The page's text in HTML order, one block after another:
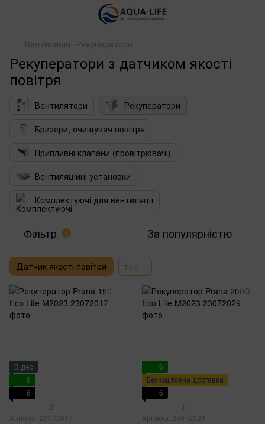
Вентиляція Рекуператори
Рекуператори з датчиком якості
повітря
Вентилятори
Рекуператори
Бризери, очищувач повітря
Припливні клапани (провітрювачі)
Вентиляційні установки
Комплектуючі для вентиляції
Фільтр 1 За популярністю
Датчик якості повітря так
Відео
6
6
2
Артикул: 23072017
6
Безкоштовна доставка
6
1
Артикул: 23072029